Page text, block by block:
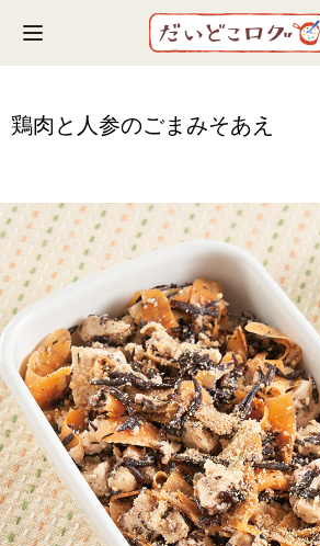
Toggle navigation
鶏肉と人参のごまみそあえ